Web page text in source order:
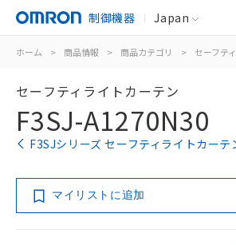
制御機器 Japan
ホーム > 商品情報 > 商品カテゴリ > セーフティ
セーフティライトカーテン
F3SJ-A1270N30
F3SJシリーズ セーフティライトカー
マイリストに追加